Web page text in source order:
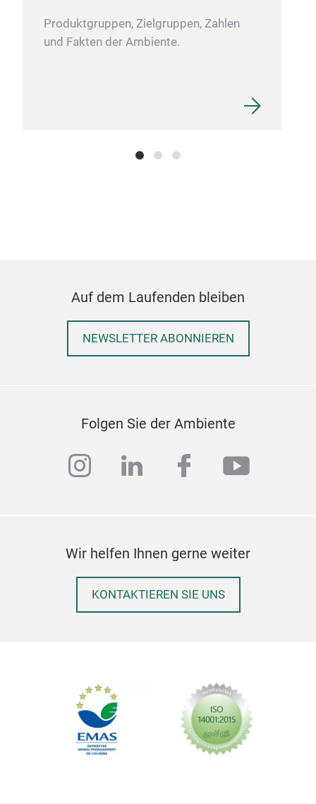
Produktgruppen, Zielgruppen, Zahlen
und Fakten der Ambiente.
Auf dem Laufenden bleiben
NEWSLETTER ABONNIEREN
Folgen Sie der Ambiente
instagram
linkedinfacebook
Wir helfen Ihnen gerne weiter
KONTAKTIEREN SIE UNS